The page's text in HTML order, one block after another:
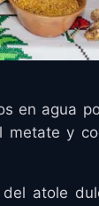
en agua
metate y
atole